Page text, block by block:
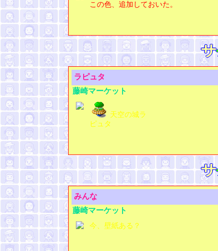
この色、追加しておいた。
ラピュタ
藤崎マーケット
天空の城ラ
ピュタ
みんな
藤崎マーケット
今、壁紙ある？